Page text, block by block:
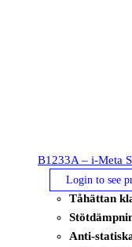
B1233A – i-Meta
Login to see
Tåhättan
Anti-